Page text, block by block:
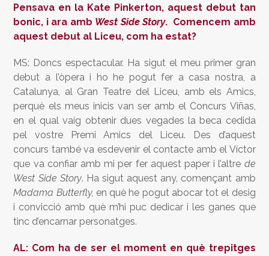
Pensava en la Kate Pinkerton, aquest debut tan
bonic, i ara amb West Side Story. Comencem amb
aquest debut al Liceu, com ha estat?
MS: Doncs espectacular. Ha sigut el meu primer gran
debut a l’òpera i ho he pogut fer a casa nostra, a
Catalunya, al Gran Teatre del Liceu, amb els Amics,
perquè els meus inicis van ser amb el Concurs Viñas,
en el qual vaig obtenir dues vegades la beca cedida
pel vostre Premi Amics del Liceu. Des d’aquest
concurs també va esdevenir el contacte amb el Víctor
que va confiar amb mi per fer aquest paper i l’altre de
West Side Story. Ha sigut aquest any, començant amb
Madama Butterfly, en què he pogut abocar tot el desig
i convicció amb què m’hi puc dedicar i les ganes que
tinc d’encarnar personatges.
AL: Com ha de ser el moment en què trepitges